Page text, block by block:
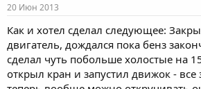
20 Июн 2013
Как и хотел сделал следующее:
двигатель, дождался пока бенз
сделал чуть побольше холостые на
открыл кран и запустил движок - все